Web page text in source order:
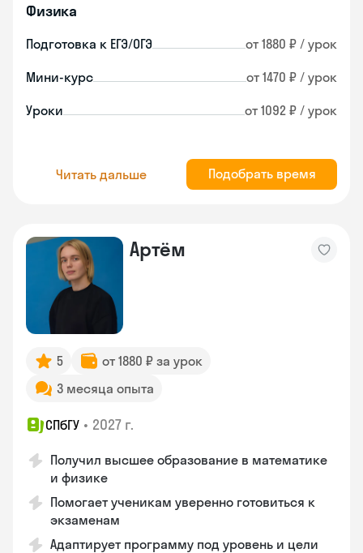
Физика
Подготовка к ЕГЭ/ОГЭ от 1880 ₽ / урок
Мини-курс от 1470 ₽ / урок
Уроки от 1092 ₽ / урок
Читать дальше Подобрать время
Артём
5
от 1880 ₽ за урок
3 месяца опыта
СПбГУ • 2027 г.
Получил высшее образование в математике
и физике
Помогает ученикам уверенно готовиться к
экзаменам
Адаптирует программу под уровень и цели